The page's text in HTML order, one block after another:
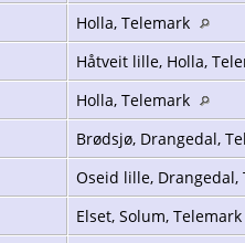
Holla, Telemark
Håtveit lille, Holla,
Holla, Telemark
Brødsjø, Drangedal,
Oseid lille, Drangedal,
Elset, Solum, Telemark